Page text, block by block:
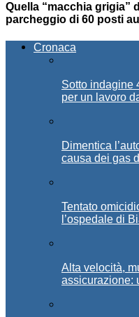
Quella “macchia grigia”
parcheggio di 60 posti
Cronaca
Sotto indagine
per un lavoro
Dimentica
causa dei gas
Tentato
l’ospedale di
Alta velocità,
assicurazione: